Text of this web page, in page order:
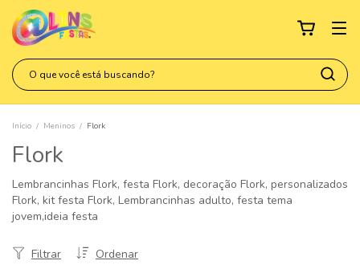
Início / Meninos / Flork
Flork
Lembrancinhas Flork, festa Flork, decoração Flork, personalizados
Flork, kit festa Flork, Lembrancinhas adulto, festa tema
jovem,ideia festa
Ordenar
Filtrar